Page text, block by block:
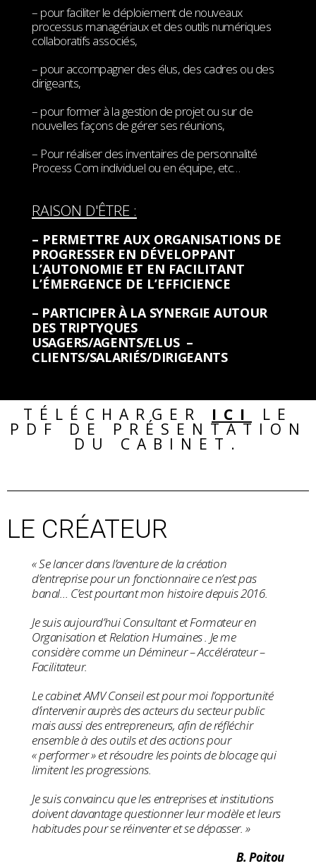
– pour faciliter le déploiement de nouveaux
processus managériaux et des outils numériques
collaboratifs associés,
– pour accompagner des élus, des cadres ou des
dirigeants,
– pour former à la gestion de projet ou sur de
nouvelles façons de gérer ses réunions,
– Pour réaliser des inventaires de personnalité
Process Com individuel ou en équipe, etc…
RAISON D'ÊTRE :
– PERMETTRE AUX ORGANISATIONS DE
PROGRESSER EN DÉVELOPPANT
L’AUTONOMIE ET EN FACILITANT
L’ÉMERGENCE DE L’EFFICIENCE
– PARTICIPER À LA SYNERGIE AUTOUR
DES TRIPTYQUES
USAGERS/AGENTS/ELUS –
CLIENTS/SALARIÉS/DIRIGEANTS
TÉLÉCHARGER ICI LE
PDF DE PRÉSENTATION
DU CABINET.
LE CRÉATEUR
« Se lancer dans l’aventure de la création
d’entreprise pour un fonctionnaire ce n’est pas
banal… C’est pourtant mon histoire depuis 2016.
Je suis aujourd’hui Consultant et Formateur en
Organisation et Relation Humaines . Je me
considère comme un Démineur – Accélérateur –
Facilitateur.
Le cabinet AMV Conseil est pour moi l’opportunité
d’intervenir auprès des acteurs du secteur public
mais aussi des entrepreneurs, afin de réfléchir
ensemble à des outils et des actions pour
« performer » et résoudre les points de blocage qui
limitent les progressions.
Je suis convaincu que les entreprises et institutions
doivent davantage questionner leur modèle et leurs
habitudes pour se réinventer et se dépasser. »
B. Poitou